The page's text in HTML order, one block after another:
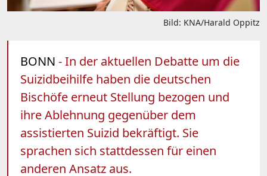
Bild: KNA/Harald Oppitz
BONN - In der aktuellen Debatte um die
Suizidbeihilfe haben die deutschen
Bischöfe erneut Stellung bezogen und
ihre Ablehnung gegenüber dem
assistierten Suizid bekräftigt. Sie
sprachen sich stattdessen für einen
anderen Ansatz aus.